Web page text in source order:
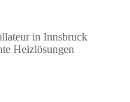
in Innsbruck
Heizlösungen